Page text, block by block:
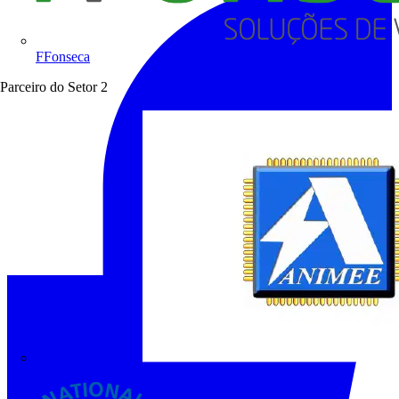
FFonseca
Parceiro do Setor 2